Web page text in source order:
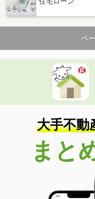
ペ
大手不動
まと